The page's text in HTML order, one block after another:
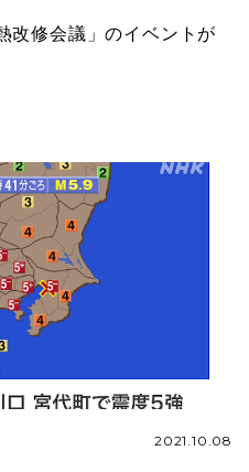
改修会議」のイベントが
2021.10.08